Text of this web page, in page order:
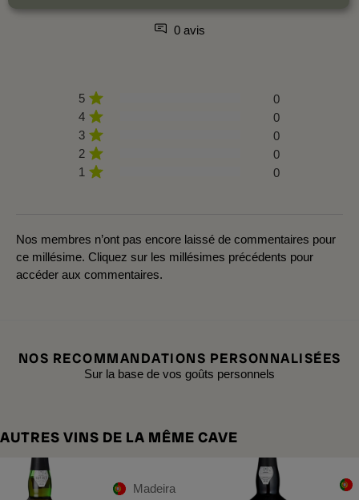
0 avis
5
0
4
0
3
0
2
0
1
0
Nos membres n’ont pas encore laissé de commentaires pour
ce millésime. Cliquez sur les millésimes précédents pour
accéder aux commentaires.
NOS RECOMMANDATIONS PERSONNALISÉES
Sur la base de vos goûts personnels
AUTRES VINS DE LA MÊME CAVE
Madeira